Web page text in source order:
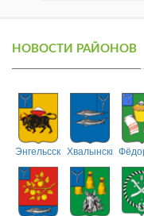
НОВОСТИ РАЙОНОВ
ЭнгельсскийХвалынский